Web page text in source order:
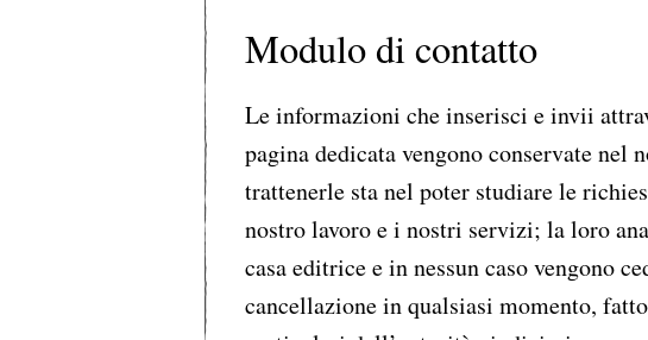
Modulo di contatto
Le informazioni che inserisci e invii
pagina dedicata vengono conservate
trattenerle sta nel poter studiare le
nostro lavoro e i nostri servizi; la loro
casa editrice e in nessun caso vengono
cancellazione in qualsiasi momento,